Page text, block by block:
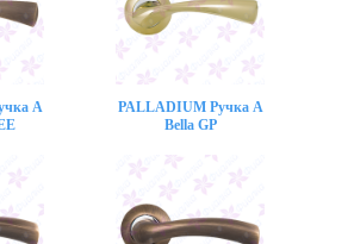
A
PALLADIUM Ручка A
Bella GP